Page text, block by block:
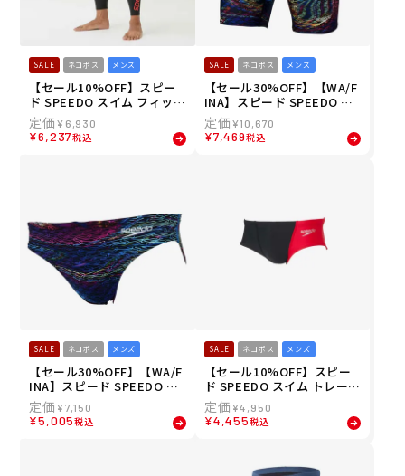
SALE ネコポス メンズ
【セール10%OFF】スピー
ド SPEEDO スイム フィット
ネス 水着 ビッグ ライナー
レギンス Big Liner Leggin
gs SF82310-RE メンズ 男性
¥ 6,930
¥6,237税込
SALE ネコポス メンズ
【セール30%OFF】【WA/F
INA】スピード SPEEDO ス
イム 競泳 水着 フレックス
シグマ カイ ジャマー 3 FLE
X Σχ Jammer III SC62520F
¥10,670
¥7,469税込
SALE ネコポス メンズ
【セール30%OFF】【WA/F
INA】スピード SPEEDO ス
イム 競泳 水着 フレックス
シグマ カイ ショート ブーン
FLEX Σχ Short Boom SC42
¥7,150
¥5,005税込
SALE ネコポス メンズ
【セール10%OFF】スピー
ド SPEEDO スイム トレーニ
ング 競泳 水着 ファン ピー
ス ターンズ ショート ボック
ス Fun Piece TurnS Short
¥4,950
¥4,455税込